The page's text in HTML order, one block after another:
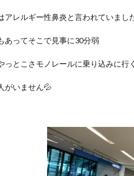
アレルギー性鼻炎と言われていまし
あってそこで見事に30分弱
っとこさモノレールに乗り込みに行
がいません💦